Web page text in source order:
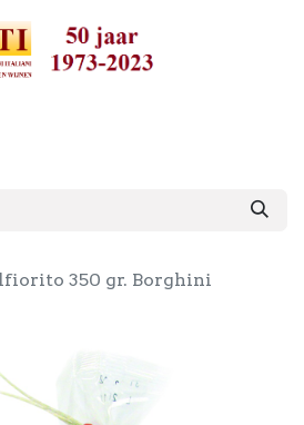
350 gr. Borghini